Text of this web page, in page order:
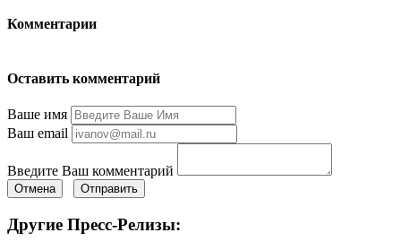
Комментарии
Оставить комментарий
Ваше имя
Ваш email
Введите Ваш комментарий
Отмена Отправить
Другие Пресс-Релизы: